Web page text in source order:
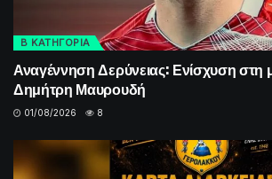
Β ΚΑΤΗΓΟΡΙΑ
Αναγέννηση Δερύνειας: Ενίσχυση στη
Δημήτρη Μαυρουδή
01/08/2026 8